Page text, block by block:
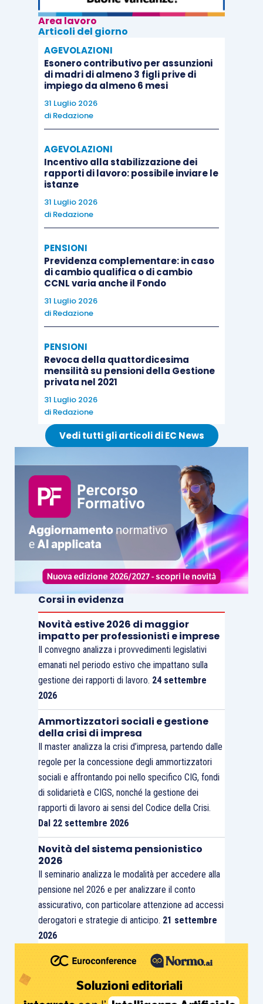
Area lavoro
Articoli del giorno
AGEVOLAZIONI
Esonero contributivo per assunzioni
di madri di almeno 3 figli prive di
impiego da almeno 6 mesi
31 Luglio 2026
di Redazione
AGEVOLAZIONI
Incentivo alla stabilizzazione dei
rapporti di lavoro: possibile inviare le
istanze
31 Luglio 2026
di Redazione
PENSIONI
Previdenza complementare: in caso
di cambio qualifica o di cambio
CCNL varia anche il Fondo
31 Luglio 2026
di Redazione
PENSIONI
Revoca della quattordicesima
mensilità su pensioni della Gestione
privata nel 2021
31 Luglio 2026
di Redazione
Vedi tutti gli articoli di EC News
Corsi in evidenza
Novità estive 2026 di maggior
impatto per professionisti e imprese
Il convegno analizza i provvedimenti legislativi
emanati nel periodo estivo che impattano sulla
gestione dei rapporti di lavoro. 24 settembre
2026
Ammortizzatori sociali e gestione
della crisi di impresa
Il master analizza la crisi d’impresa, partendo dalle
regole per la concessione degli ammortizzatori
sociali e affrontando poi nello specifico CIG, fondi
di solidarietà e CIGS, nonché la gestione dei
rapporti di lavoro ai sensi del Codice della Crisi.
Dal 22 settembre 2026
Novità del sistema pensionistico
2026
Il seminario analizza le modalità per accedere alla
pensione nel 2026 e per analizzare il conto
assicurativo, con particolare attenzione ad accessi
derogatori e strategie di anticipo. 21 settembre
2026